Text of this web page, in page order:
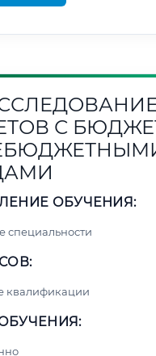
С
ОБУЧЕНИЯ:
специальности
квалификации